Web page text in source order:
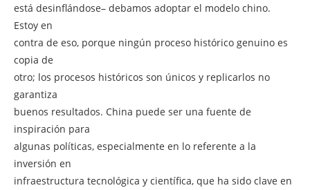
está desinflándose– debamos adoptar el modelo chino.
Estoy en
contra de eso, porque ningún proceso histórico genuino es
copia de
otro; los procesos históricos son únicos y replicarlos no
garantiza
buenos resultados. China puede ser una fuente de
inspiración para
algunas políticas, especialmente en lo referente a la
inversión en
infraestructura tecnológica y científica, que ha sido clave en